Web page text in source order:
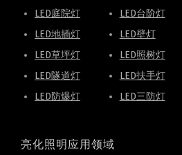
LED庭院灯
LED台阶灯
LED地插灯
LED壁灯
LED草坪灯
LED照树灯
LED隧道灯
LED扶手灯
LED防爆灯
LED三防灯
亮化照明应用领域